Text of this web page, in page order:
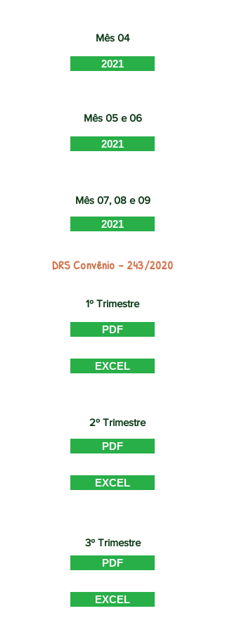
Mês 04
2021
Mês 05 e 06
2021
Mês 07, 08 e 09
2021
DRS Convênio - 243/2020
1º Trimestre
PDF
EXCEL
2º Trimestre
PDF
EXCEL
3º Trimestre
PDF
EXCEL